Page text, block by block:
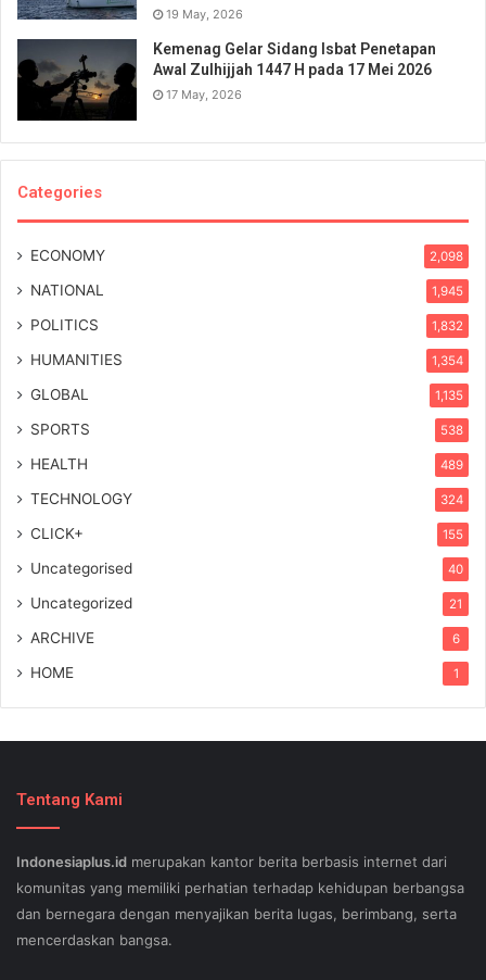
19 May, 2026
Kemenag Gelar Sidang Isbat Penetapan
Awal Zulhijjah 1447 H pada 17 Mei 2026
17 May, 2026
Categories
ECONOMY 2,098
NATIONAL 1,945
POLITICS 1,832
HUMANITIES 1,354
GLOBAL 1,135
SPORTS 538
HEALTH 489
TECHNOLOGY 324
CLICK+ 155
Uncategorised 40
Uncategorized 21
ARCHIVE 6
HOME 1
Tentang Kami
Indonesiaplus.id merupakan kantor berita berbasis internet dari
komunitas yang memiliki perhatian terhadap kehidupan berbangsa
dan bernegara dengan menyajikan berita lugas, berimbang, serta
mencerdaskan bangsa.